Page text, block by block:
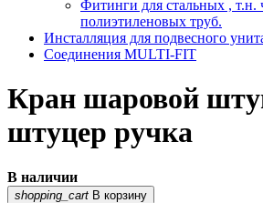
Фитинги для стальных , т.н.
полиэтиленовых труб.
Инсталляция для подвесного
Соединения MULTI-FIT
Кран шаровой
штуцер ручка
В наличии
shopping_cart В корзину